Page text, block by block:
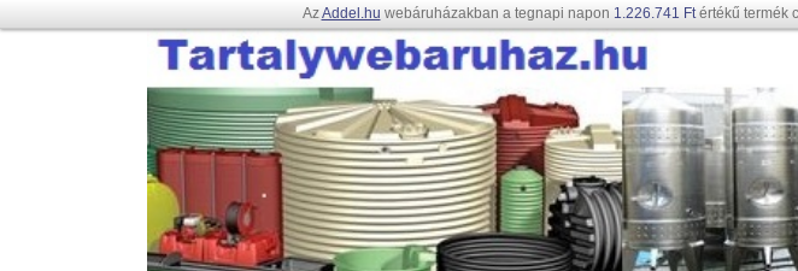
AzAddel.hu webáruházakban a tegnapi napon 1.226.741 Ftértékű termék